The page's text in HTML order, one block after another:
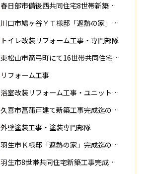
春日部市備後西共同住宅8世帯新築工事完成迄の紹介です。
川口市鳩ヶ谷ＹＴ様邸「遮熱の家」工事状況
トイレ改装リフォーム工事・専門部隊
東松山市箭弓町にて16世帯共同住宅新築工事完成迄の紹介です。
リフォーム工事
浴室改装リフォーム工事・ユニットバス専門部隊
久喜市菖蒲戸建て新築工事完成迄の紹介
外壁塗装工事・塗装専門部隊
羽生市Ｋ様邸「遮熱の家」完成迄の紹介です
羽生市8世帯共同住宅新築工事完成迄の紹介